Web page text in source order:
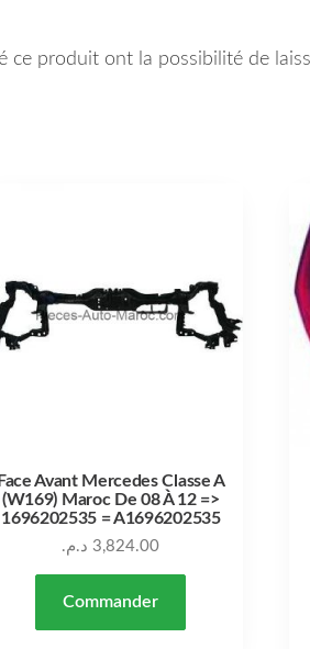
ce produit ont la possibilité de
Face Avant Mercedes Classe A
(W169) Maroc De 08 À 12 =>
1696202535 = A1696202535
3,824.00 د.م.
Commander